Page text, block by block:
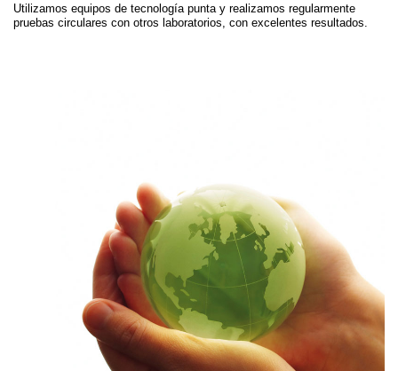
Utilizamos equipos de tecnología punta y realizamos regularmente
pruebas circulares con otros laboratorios, con excelentes resultados.